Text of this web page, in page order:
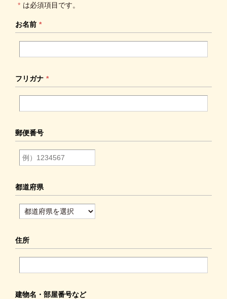
* は必須項目です。
お名前 *
フリガナ *
郵便番号
都道府県
住所
建物名・ 部屋番号など